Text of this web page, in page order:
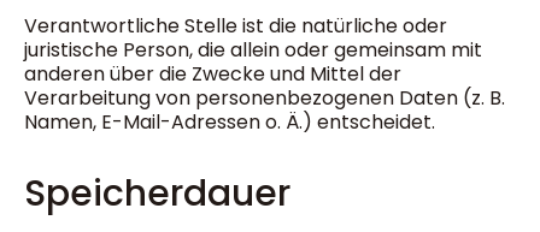
Verantwortliche Stelle ist die natürliche oder
juristische Person, die allein oder gemeinsam mit
anderen über die Zwecke und Mittel der
Verarbeitung von personenbezogenen Daten (z. B.
Namen, E-Mail-Adressen o. Ä.) entscheidet.
Speicherdauer